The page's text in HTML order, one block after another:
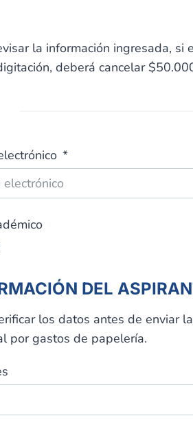
la información ingresada,
deberá cancelar
DEL
los datos antes de enviar
por gastos de papelería.